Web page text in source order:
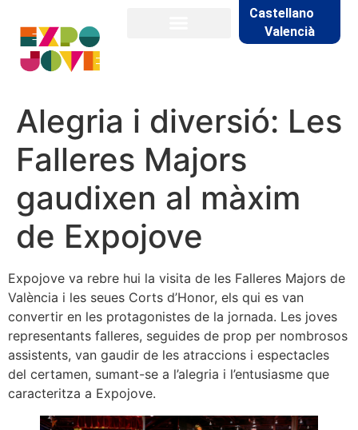
Castellano
Valencià
Alegria i diversió: Les
Falleres Majors
gaudixen al màxim
de Expojove
Expojove va rebre hui la visita de les Falleres Majors de
València i les seues Corts d’Honor, els qui es van
convertir en les protagonistes de la jornada. Les joves
representants falleres, seguides de prop per nombrosos
assistents, van gaudir de les atraccions i espectacles
del certamen, sumant-se a l’alegria i l’entusiasme que
caracteritza a Expojove.